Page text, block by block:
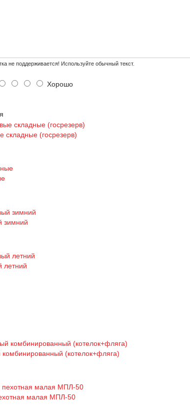
не поддерживается! Используйте обычный текст.
Хорошо
складные (госрезерв)
зимний
летний
(котелок+фляга)
малая МПЛ-50